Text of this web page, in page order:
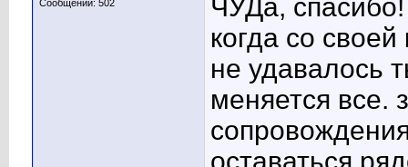
Сообщений: 502
ЧУДа,
когда со
не удавалось
меняется все.